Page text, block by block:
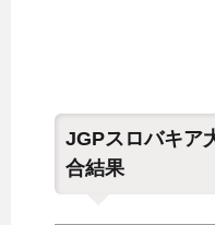
JGPスロバキア
合結果